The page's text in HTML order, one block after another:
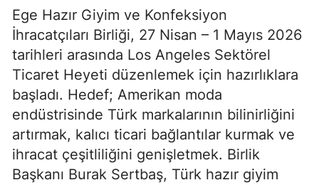
Ege Hazır Giyim ve Konfeksiyon
İhracatçıları Birliği, 27 Nisan – 1 Mayıs 2026
tarihleri arasında Los Angeles Sektörel
Ticaret Heyeti düzenlemek için hazırlıklara
başladı. Hedef; Amerikan moda
endüstrisinde Türk markalarının bilinirliğini
artırmak, kalıcı ticari bağlantılar kurmak ve
ihracat çeşitliliğini genişletmek. Birlik
Başkanı Burak Sertbaş, Türk hazır giyim